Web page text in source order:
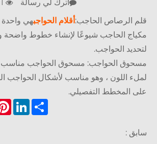
1
اترك لي رسالة
الرصاص الحاجب:أقلام الحواجبهي واحدة من
الحاجب شيوعًا لإنشاء خطوط واضحة وهش ،
الحواجب.
الحواجب: مسحوق الحواجب مناسب
اللون ، وهو مناسب لأشكال الحواجب
المخطط التفصيلي.
LinkedInShare
: